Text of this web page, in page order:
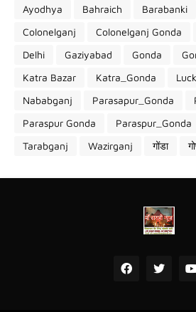
Ayodhya Bahraich Barabanki
Colonelganj
Colonelganj Gonda
Delhi
Gaziyabad Gonda
Katra Bazar
Katra_Gonda
Nababganj
Parasapur_Gonda
Paraspur Gonda
Paraspur_Gonda
Tarabganj
Wazirganj गोंडा